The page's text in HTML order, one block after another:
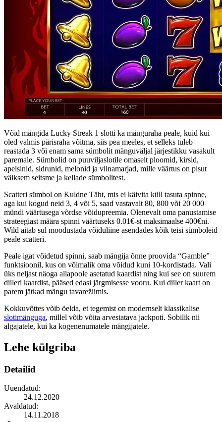
Võid mängida Lucky Streak 1 slotti ka mänguraha peale, kuid kui
oled valmis pärisraha võitma, siis pea meeles, et selleks tuleb
reastada 3 või enam sama sümbolit mänguväljal järjestikku vasakult
paremale. Sümbolid on puuviljaslotile omaselt ploomid, kirsid,
apelsinid, sidrunid, melonid ja viinamarjad, mille väärtus on pisut
väiksem seitsme ja kellade sümbolitest.
Scatteri sümbol on Kuldne Täht, mis ei käivita küll tasuta spinne,
aga kui kogud neid 3, 4 või 5, saad vastavalt 80, 800 või 20 000
mündi väärtusega võrdse võidupreemia. Olenevalt oma panustamise
strateegiast määra spinni väärtuseks 0.01€-st maksimaalse 400€ni.
Wild aitab sul moodustada võiduliine asendades kõik teisi sümboleid
peale scatteri.
Peale igat võidetud spinni, saab mängija õnne proovida “Gamble”
funktsioonil, kus on võimalik oma võidud kuni 10-kordistada. Vali
üks neljast näoga allapoole asetatud kaardist ning kui see on suurem
diileri kaardist, pääsed edasi järgmisesse vooru. Kui diiler kaart on
parem jätkad mängu tavarežiimis.
Kokkuvõttes võib öelda, et tegemist on modernselt klassikalise
slotimänguga, millel võib võita arvestatava jackpoti. Sobilik nii
algajatele, kui ka kogenenumatele mängijatele.
Lehe külgriba
Detailid
Uuendatud:
24.12.2020
Avaldatud:
14.11.2018